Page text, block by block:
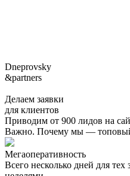
Dneprovsky
&partners
Делаем заявки
для клиентов
Приводим от 900 лидов на
Важно. Почему мы —
Мегаоперативность
Всего несколько дней для тех